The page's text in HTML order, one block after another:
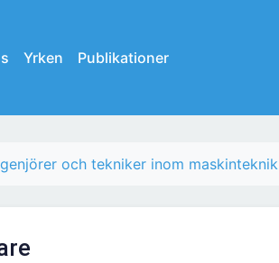
Yrken Publikationer
och tekniker inom maskinteknik